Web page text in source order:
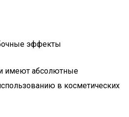
эффекты
имеют абсолютные
в косметических